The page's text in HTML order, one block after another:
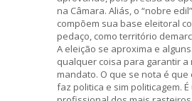
na Câmara. Aliás, o “nobre
compõem sua base eleitoral
pedaço, como território
A eleição se aproxima e
qualquer coisa para garantir
mandato. O que se nota é
faz politica e sim politicagem.